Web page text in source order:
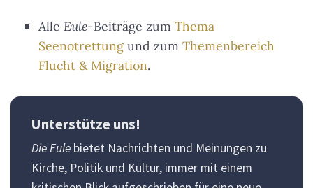
Alle Eule-Beiträge zum Thema
Seenotrettung und zum Themenbereich
Flucht & Migration.
Unterstütze uns!
Die Eule bietet Nachrichten und Meinungen zu
Kirche, Politik und Kultur, immer mit einem